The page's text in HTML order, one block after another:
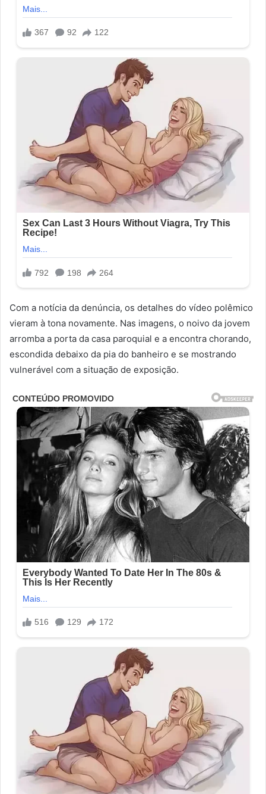
Com a notícia da denúncia, os detalhes do vídeo polêmico
vieram à tona novamente. Nas imagens, o noivo da jovem
arromba a porta da casa paroquial e a encontra chorando,
escondida debaixo da pia do banheiro e se mostrando
vulnerável com a situação de exposição.